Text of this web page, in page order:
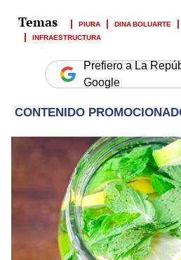
PIURA DINA BOLUARTE
INFRAESTRUCTURA
Prefiero a La
Google